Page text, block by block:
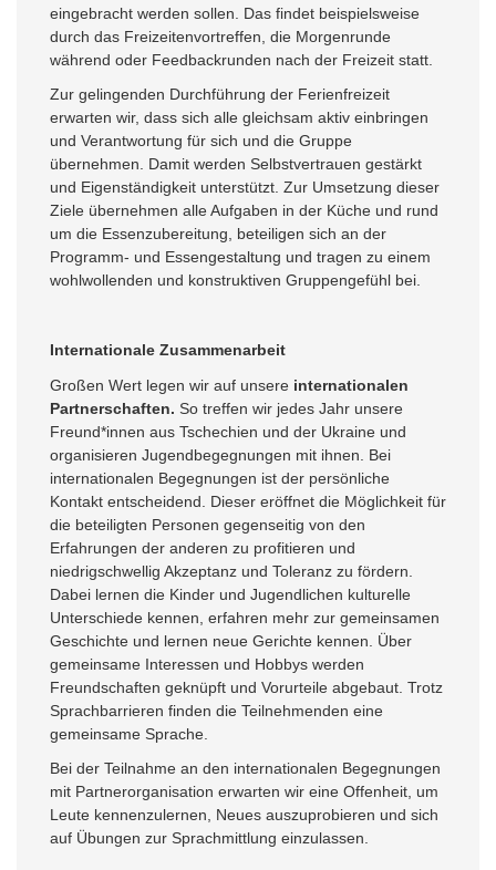
eingebracht werden sollen. Das findet beispielsweise
durch das Freizeitenvortreffen, die Morgenrunde
während oder Feedbackrunden nach der Freizeit statt.
Zur gelingenden Durchführung der Ferienfreizeit
erwarten wir, dass sich alle gleichsam aktiv einbringen
und Verantwortung für sich und die Gruppe
übernehmen. Damit werden Selbstvertrauen gestärkt
und Eigenständigkeit unterstützt. Zur Umsetzung dieser
Ziele übernehmen alle Aufgaben in der Küche und rund
um die Essenzubereitung, beteiligen sich an der
Programm- und Essengestaltung und tragen zu einem
wohlwollenden und konstruktiven Gruppengefühl bei.
Internationale Zusammenarbeit
Großen Wert legen wir auf unsere internationalen
Partnerschaften. So treffen wir jedes Jahr unsere
Freund*innen aus Tschechien und der Ukraine und
organisieren Jugendbegegnungen mit ihnen. Bei
internationalen Begegnungen ist der persönliche
Kontakt entscheidend. Dieser eröffnet die Möglichkeit für
die beteiligten Personen gegenseitig von den
Erfahrungen der anderen zu profitieren und
niedrigschwellig Akzeptanz und Toleranz zu fördern.
Dabei lernen die Kinder und Jugendlichen kulturelle
Unterschiede kennen, erfahren mehr zur gemeinsamen
Geschichte und lernen neue Gerichte kennen. Über
gemeinsame Interessen und Hobbys werden
Freundschaften geknüpft und Vorurteile abgebaut. Trotz
Sprachbarrieren finden die Teilnehmenden eine
gemeinsame Sprache.
Bei der Teilnahme an den internationalen Begegnungen
mit Partnerorganisation erwarten wir eine Offenheit, um
Leute kennenzulernen, Neues auszuprobieren und sich
auf Übungen zur Sprachmittlung einzulassen.